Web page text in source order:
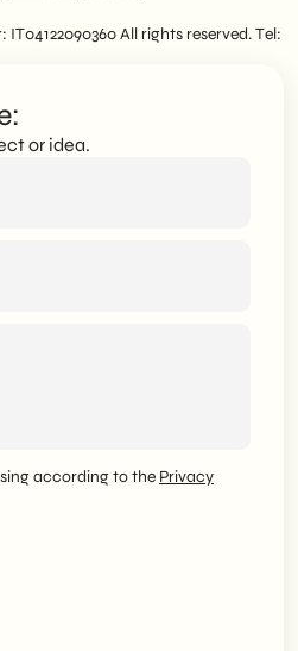
IT04122090360 All rights reserved. Tel:
or idea.
according to the Privacy